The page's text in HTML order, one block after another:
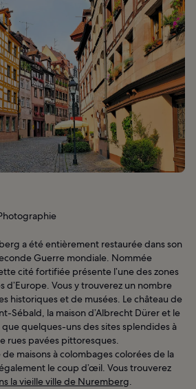
a été entièrement restaurée dans son
Guerre mondiale. Nommée
cité fortifiée présente l’une des zones
d’Europe. Vous y trouverez un nombre
historiques et de musées. Le château de
Sébald, la maison d’Albrecht Dürer et le
quelques-uns des sites splendides à
rues pavées pittoresques.
maisons à colombages colorées de la
le coup d’œil. Vous trouverez
la vieille ville de Nuremberg.